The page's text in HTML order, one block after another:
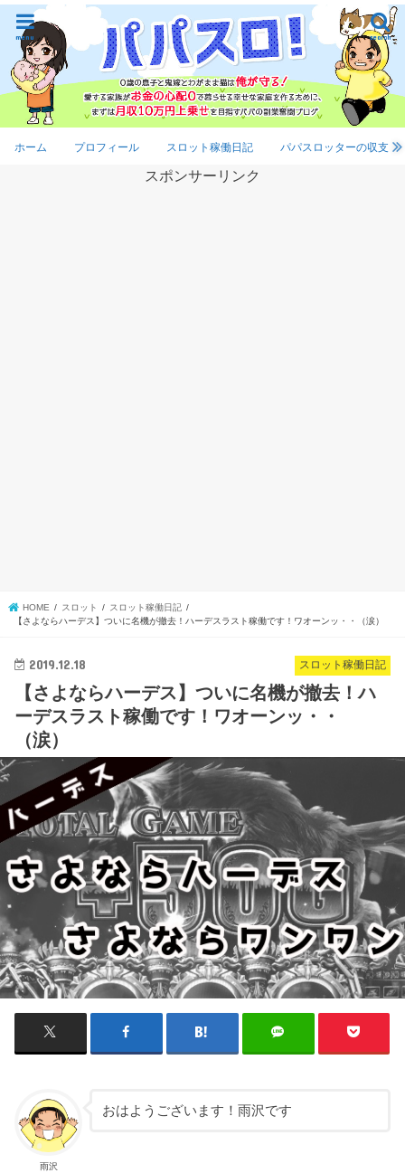
search
menu
ホーム プロフィール スロット稼働日記 パパスロッターの収支
スポンサーリンク
HOME スロット
スロット稼働日記
【さよならハーデス】ついに名機が撤去！ハーデスラスト稼働です！ワオーンッ・・（涙）
スロット稼働日記
2019.12.18
【さよならハーデス】ついに名機が撤去！ハ
ーデスラスト稼働です！ワオーンッ・・
（涙）
雨沢
おはようございます！雨沢です